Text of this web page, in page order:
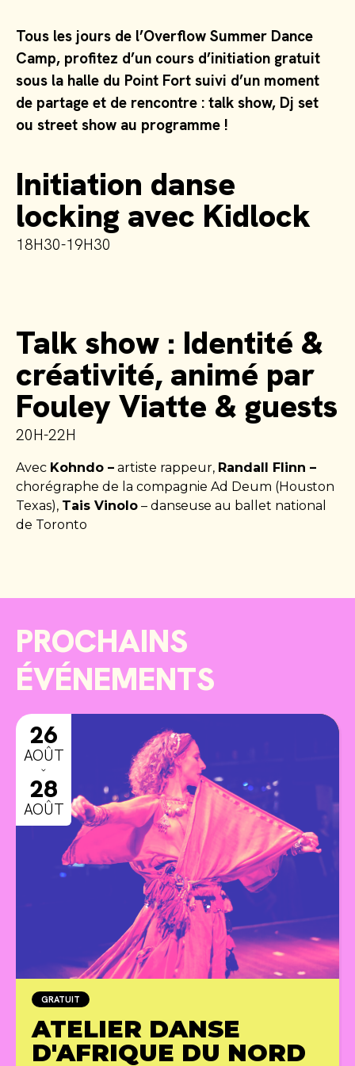
Tous les jours de l’Overflow Summer Dance
Camp, profitez d’un cours d’initiation gratuit
sous la halle du Point Fort suivi d’un moment
de partage et de rencontre : talk show, Dj set
ou street show au programme !
Initiation danse
locking avec Kidlock
18H30-19H30
Talk show : Identité &
créativité, animé par
Fouley Viatte & guests
20H-22H
Avec Kohndo – artiste rappeur, Randall Flinn –
chorégraphe de la compagnie Ad Deum (Houston
Texas), Tais Vinolo – danseuse au ballet national
de Toronto
PROCHAINS
ÉVÉNEMENTS
26
AOÛT
ˇ
28
AOÛT
GRATUIT
ATELIER DANSE
D'AFRIQUE DU NORD